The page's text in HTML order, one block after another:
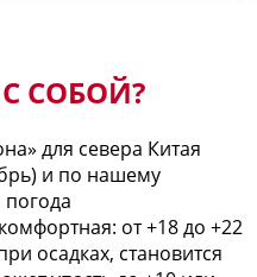
СОБОЙ?
для севера Китая
и по нашему
погода
от +18 до +22
осадках, становится